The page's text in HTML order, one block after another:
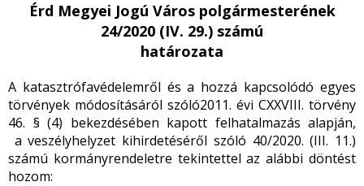
Érd Megyei Jogú Város polgármesterének
24/2020 (IV. 29.) számú
határozata
A katasztrófavédelemről és a hozzá kapcsolódó egyes
törvények módosításáról szóló2011. évi CXXVIII. törvény
46. § (4) bekezdésében kapott felhatalmazás alapján,
a veszélyhelyzet kihirdetéséről szóló 40/2020. (III. 11.)
számú kormányrendeletre tekintettel az alábbi döntést
hozom: